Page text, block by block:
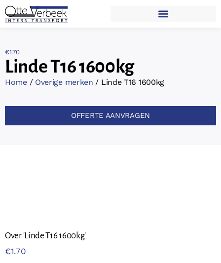
€1.70
Linde T16 1600kg
Home/ Overige merken / Linde T16 1600kg
OFFERTE AANVRAGEN
Over 'Linde T16 1600kg'
€1.70